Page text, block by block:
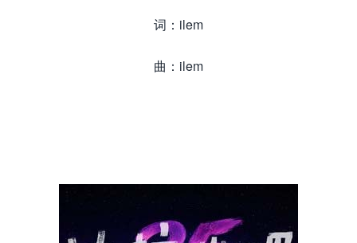
词：ilem
曲：ilem